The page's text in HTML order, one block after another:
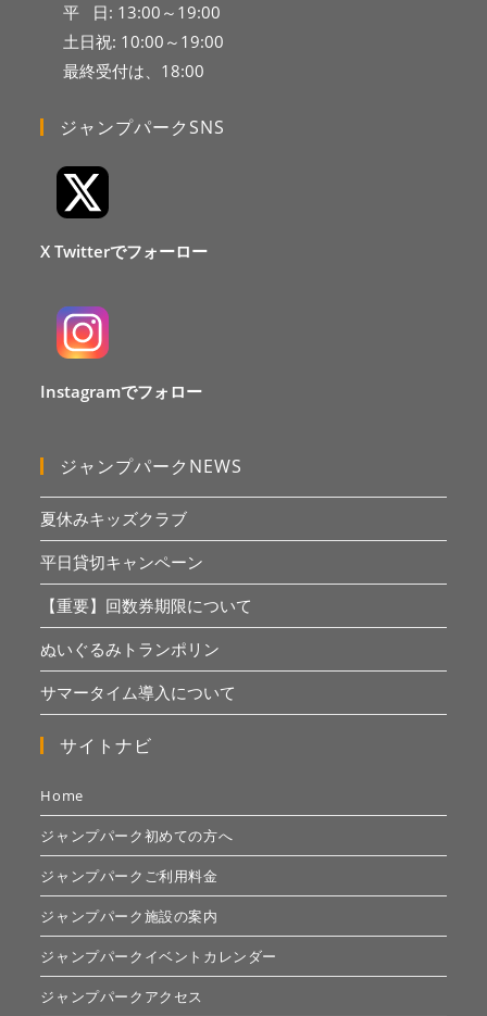
平 日: 13:00～19:00
土日祝: 10:00～19:00
最終受付は、18:00
ジャンプパークSNS
X Twitterでフォーロー
Instagramでフォロー
ジャンプパークNEWS
夏休みキッズクラブ
平日貸切キャンペーン
【重要】回数券期限について
ぬいぐるみトランポリン
サマータイム導入について
サイトナビ
Home
ジャンプパーク初めての方へ
ジャンプパークご利用料金
ジャンプパーク施設の案内
ジャンプパークイベントカレンダー
ジャンプパークアクセス